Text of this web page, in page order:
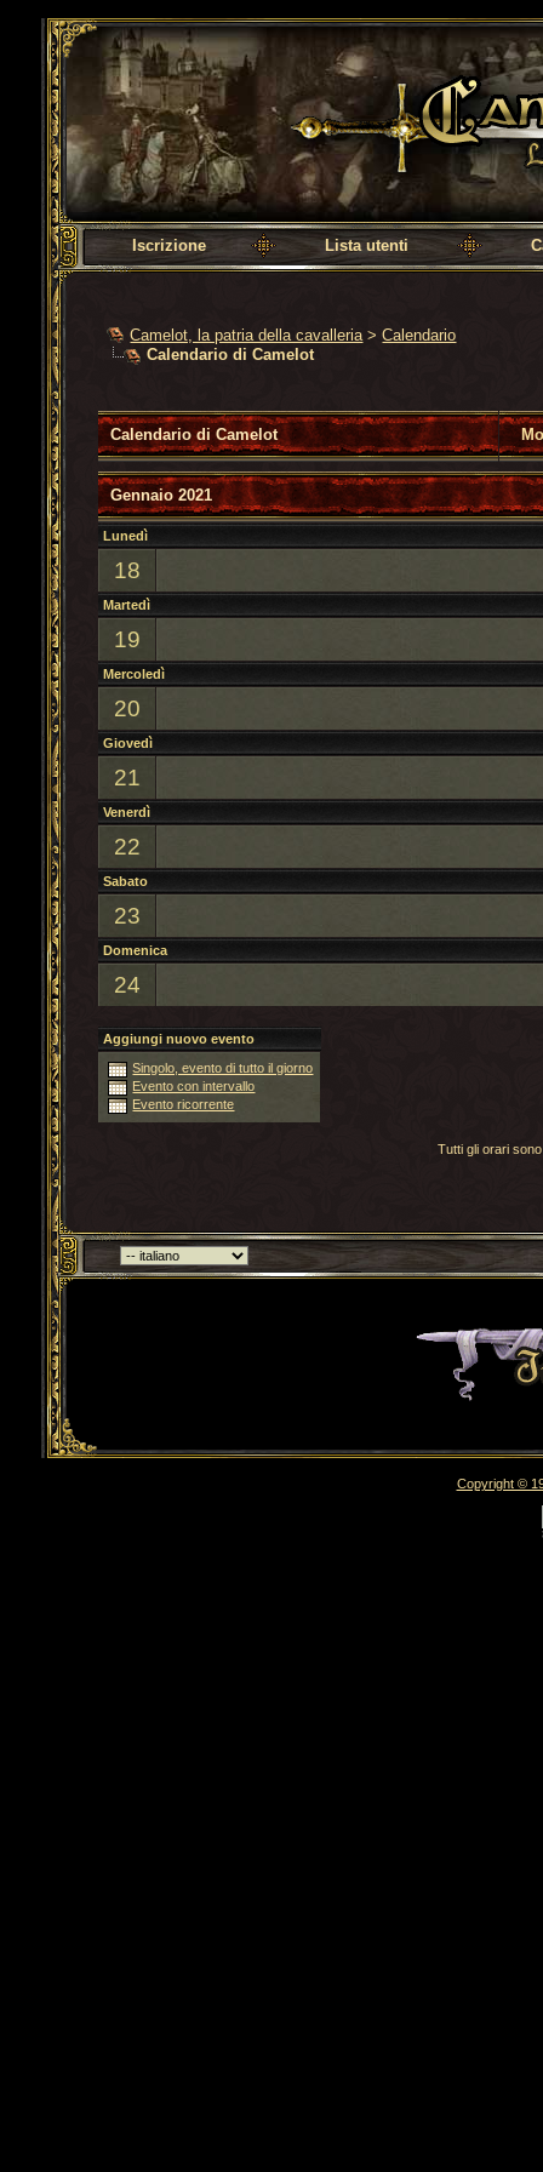
Camelot, la patria della cavalleria
Iscrizione Lista utenti
Camelot, la patria della cavalleria >Calendario
Calendario di Camelot
Calendario di Camelot
Gennaio 2021
Lunedì
18
Martedì
19
Mercoledì
20
Giovedì
21
Venerdì
22
Sabato
23
Domenica
24
Aggiungi nuovo evento
Singolo, evento di tutto il giorno
Evento con intervallo
Evento ricorrente
Tutti gli orari
Torna indietro
Copyright ©